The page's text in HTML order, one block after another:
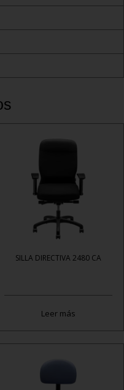
SILLA DIRECTIVA 2480 CA
Leer más